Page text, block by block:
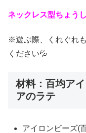
ネックレス型ちょう
※遊ぶ際、くれぐれ
ください💦
材料：百均ア
アのラテ
アイロンビーズ(